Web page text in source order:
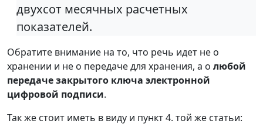
двухсот месячных расчетных
показателей.
Обратите внимание на то, что речь идет не о
хранении и не о передаче для хранения, а о любой
передаче закрытого ключа электронной
цифровой подписи.
Так же стоит иметь в виду и пункт 4. той же статьи: